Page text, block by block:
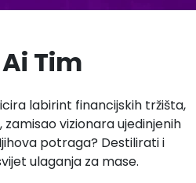
Tim
labirint financijskih tržišta,
, zamisao vizionara ujedinjenih
potraga? Destilirati i
ulaganja za mase.